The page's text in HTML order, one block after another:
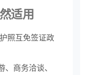
适用
照互免签证政
商务洽谈、